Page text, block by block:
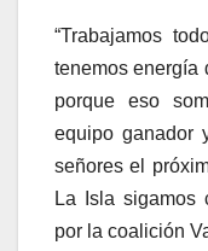
“Trabajamos
tenemos energía
porque eso
equipo ganador
señores el
La Isla sigamos
por la coalición